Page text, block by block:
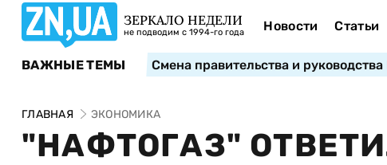
ЗЕРКАЛО НЕДЕЛИ
не подводим с 1994-го года Новости Статьи
ВАЖНЫЕ ТЕМЫ Смена правительства и
ГЛАВНАЯ ЭКОНОМИКА
"НАФТОГАЗ"